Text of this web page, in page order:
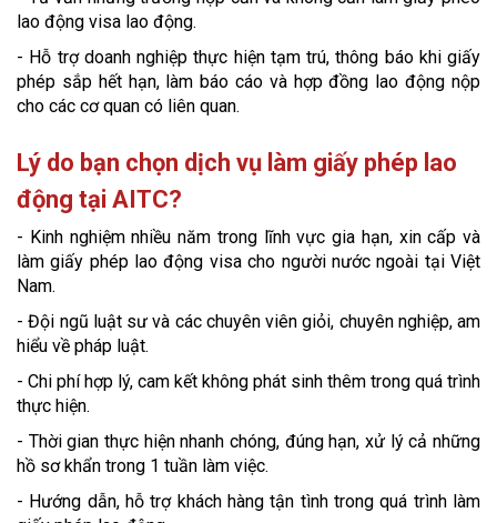
lao động visa lao động.
- Hỗ trợ doanh nghiệp thực hiện tạm trú, thông báo khi giấy
phép sắp hết hạn, làm báo cáo và hợp đồng lao động nộp
cho các cơ quan có liên quan.
Lý do bạn chọn dịch vụ làm giấy phép lao
động tại AITC?
- Kinh nghiệm nhiều năm trong lĩnh vực gia hạn, xin cấp và
làm giấy phép lao động visa cho người nước ngoài tại Việt
Nam.
- Đội ngũ luật sư và các chuyên viên giỏi, chuyên nghiệp, am
hiểu về pháp luật.
- Chi phí hợp lý, cam kết không phát sinh thêm trong quá trình
thực hiện.
- Thời gian thực hiện nhanh chóng, đúng hạn, xử lý cả những
hồ sơ khẩn trong 1 tuần làm việc.
- Hướng dẫn, hỗ trợ khách hàng tận tình trong quá trình làm